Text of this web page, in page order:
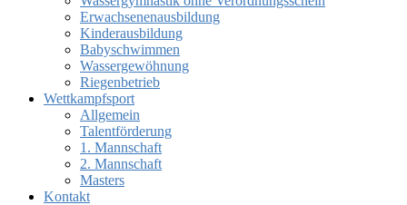
Erwachsenenausbildung
Kinderausbildung
Babyschwimmen
Wassergewöhnung
Riegenbetrieb
Wettkampfsport
Allgemein
Talentförderung
1. Mannschaft
2. Mannschaft
Masters
Kontakt